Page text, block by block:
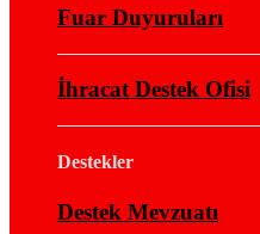
Fuar Duyuruları
İhracat Destek Ofisi
Destekler
Destek Mevzuatı